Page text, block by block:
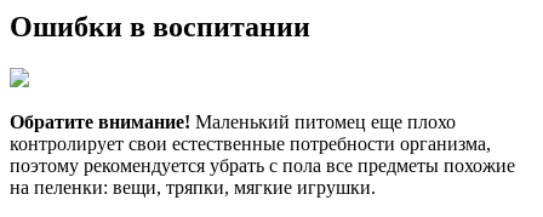
Ошибки в воспитании
Обратите внимание! Маленький питомец еще плохо
контролирует свои естественные потребности организма,
поэтому рекомендуется убрать с пола все предметы похожие
на пеленки: вещи, тряпки, мягкие игрушки.